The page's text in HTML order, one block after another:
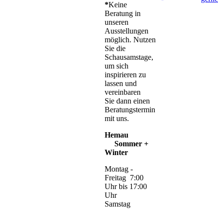
*Keine
Beratung in
unseren
Ausstellungen
möglich. Nutzen
Sie die
Schausamstage,
um sich
inspirieren zu
lassen und
vereinbaren
Sie dann einen
Beratungstermin
mit uns.
Hemau
Sommer +
Winter
Montag -
Freitag 7:00
Uhr bis 17:00
Uhr
Samstag